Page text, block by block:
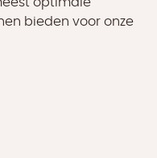
bieden voor onze